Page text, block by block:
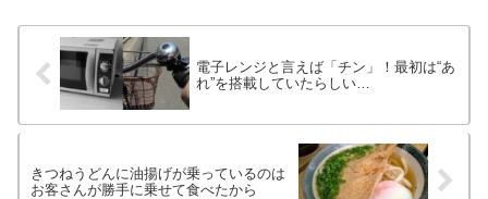
電子レンジと言えば「チン」！最初は“あ
れ”を搭載していたらしい…
きつねうどんに油揚げが乗っているのは
お客さんが勝手に乗せて食べたから